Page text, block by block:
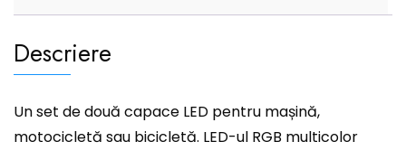
Descriere
Un set de două capace LED pentru mașină,
motocicletă sau bicicletă. LED-ul RGB multicolor